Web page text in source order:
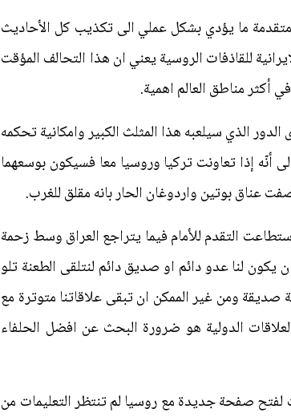
ما يؤدي بشكل عملي الى تكذيب كل الأحاديث
للقاذفات الروسية يعني ان هذا التحالف المؤقت
أكثر مناطق العالم اهمية.
الذي سيلعبه هذا المثلث الكبير وامكانية تحكمه
أنّه إذا تعاونت تركيا وروسيا معا فسيكون بوسعهما
عناق بوتين واردوغان الحار بانه مقلق للغرب.
التقدم للأمام فيما يتراجع العراق وسط زحمة
لنا عدو دائم او صديق دائم لنتلقى الطعنة تلو
ومن غير الممكن ان تبقى علاقاتنا متوترة مع
الدولية هو ضرورة البحث عن افضل الحلفاء
لفتح صفحة جديدة مع روسيا لم تنتظر التعليمات من